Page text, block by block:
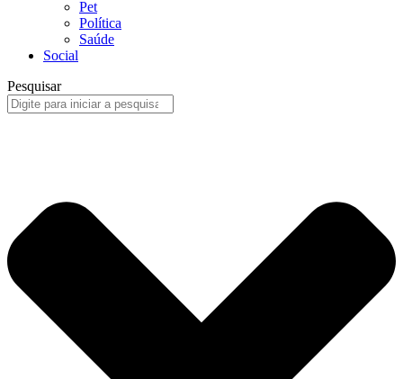
Pet
Política
Saúde
Social
Pesquisar